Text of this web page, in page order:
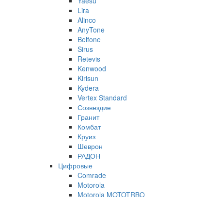
Lira
Alinco
AnyTone
Belfone
Sirus
Retevis
Kenwood
Kirisun
Kydera
Vertex Standard
Созвездие
Гранит
Комбат
Круиз
Шеврон
РАДОН
Цифровые
Comrade
Motorola
Motorola MOTOTRBO